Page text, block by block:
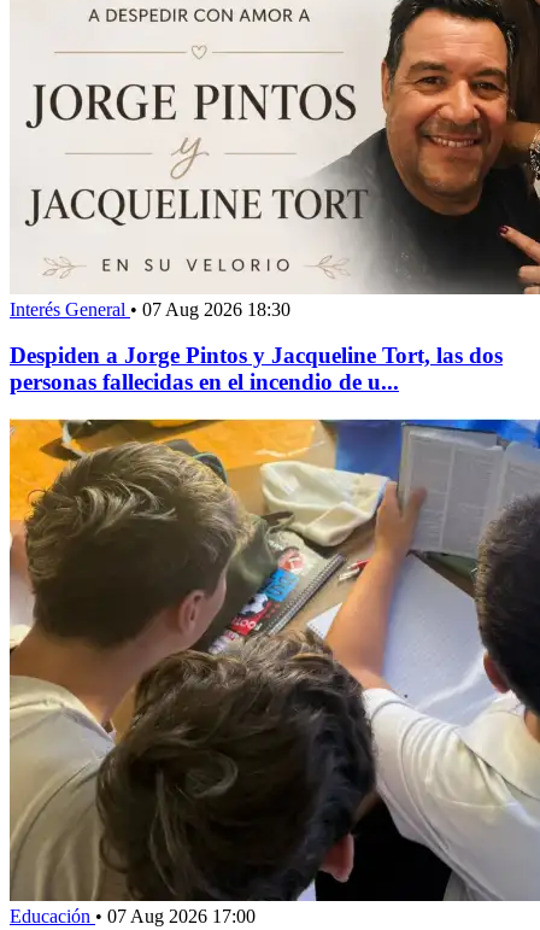
Interés General • 07 Aug 2026 18:30
Despiden a Jorge Pintos y Jacqueline Tort, las dos
personas fallecidas en el incendio de u...
Educación • 07 Aug 2026 17:00